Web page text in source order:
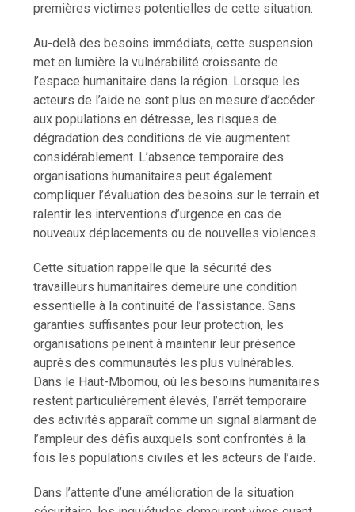
premières victimes potentielles de cette situation.
Au-delà des besoins immédiats, cette suspension
met en lumière la vulnérabilité croissante de
l’espace humanitaire dans la région. Lorsque les
acteurs de l’aide ne sont plus en mesure d’accéder
aux populations en détresse, les risques de
dégradation des conditions de vie augmentent
considérablement. L’absence temporaire des
organisations humanitaires peut également
compliquer l’évaluation des besoins sur le terrain et
ralentir les interventions d’urgence en cas de
nouveaux déplacements ou de nouvelles violences.
Cette situation rappelle que la sécurité des
travailleurs humanitaires demeure une condition
essentielle à la continuité de l’assistance. Sans
garanties suffisantes pour leur protection, les
organisations peinent à maintenir leur présence
auprès des communautés les plus vulnérables.
Dans le Haut-Mbomou, où les besoins humanitaires
restent particulièrement élevés, l’arrêt temporaire
des activités apparaît comme un signal alarmant de
l’ampleur des défis auxquels sont confrontés à la
fois les populations civiles et les acteurs de l’aide.
Dans l’attente d’une amélioration de la situation